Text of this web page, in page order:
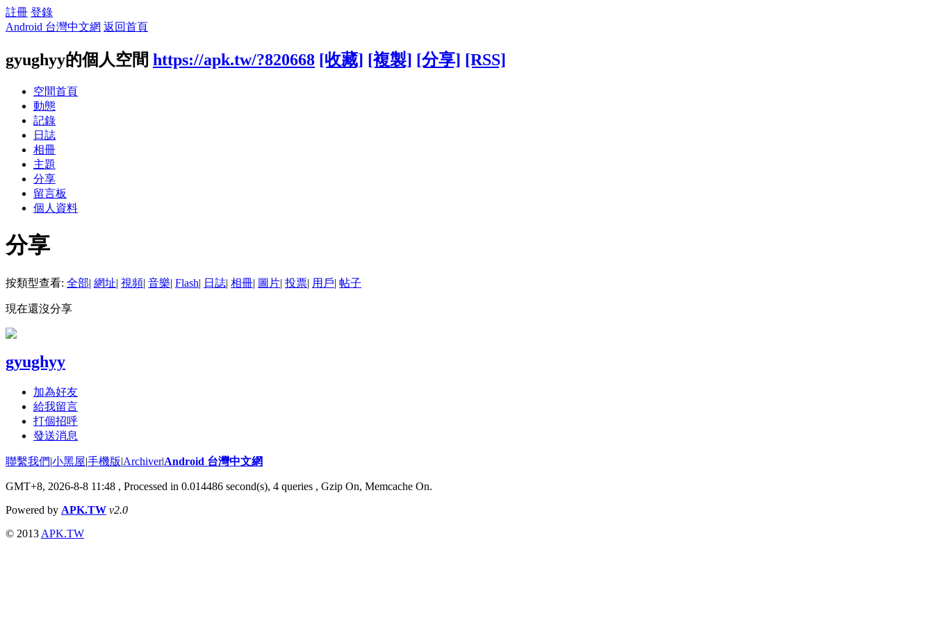
註冊 登錄
Android 台灣中文網 返回首頁
gyughyy的個人空間 https://apk.tw/?820668 [收藏] [複製] [分享] [RSS]
空間首頁
動態
記錄
日誌
相冊
主題
分享
留言板
個人資料
分享
按類型查看: 全部| 網址| 視頻| 音樂| Flash| 日誌| 相冊| 圖片| 投票| 用戶| 帖子
現在還沒分享
gyughyy
加為好友
給我留言
打個招呼
發送消息
聯繫我們|小黑屋|手機版|Archiver|Android 台灣中文網
GMT+8, 2026-8-8 11:48 , Processed in 0.014486 second(s), 4 queries , Gzip On, Memcache On.
Powered by APK.TW v2.0
© 2013 APK.TW